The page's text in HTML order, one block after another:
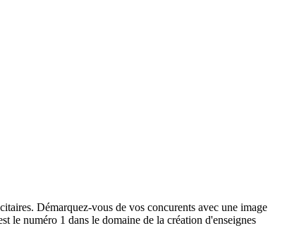
Démarquez-vous de vos concurents avec une image
le numéro 1 dans le domaine de la création d'enseignes